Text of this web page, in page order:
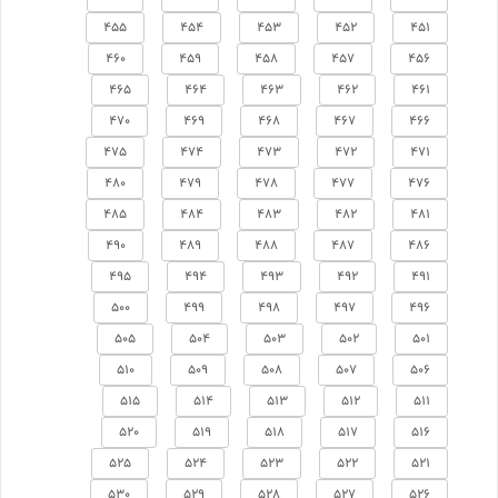
451
452
453
454
455
456
457
458
459
460
461
462
463
464
465
466
467
468
469
470
471
472
473
474
475
476
477
478
479
480
481
482
483
484
485
486
487
488
489
490
491
492
493
494
495
496
497
498
499
500
501
502
503
504
505
506
507
508
509
510
511
512
513
514
515
516
517
518
519
520
521
522
523
524
525